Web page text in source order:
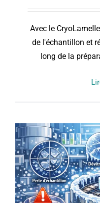
Avec le
de l'échantillon et
long de la